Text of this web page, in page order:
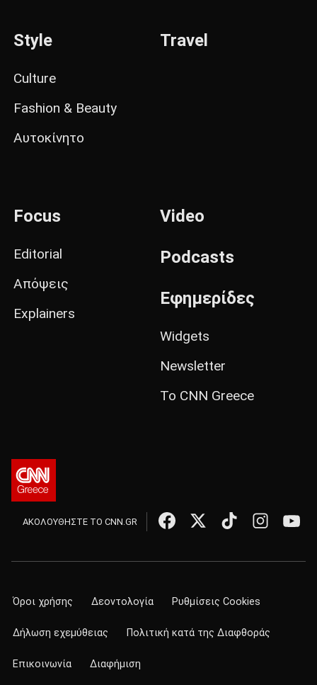
Style
Culture
Fashion & Beauty
Αυτοκίνητο
Travel
Focus
Editorial
Απόψεις
Explainers
Video
Podcasts
Εφημερίδες
Widgets
Newsletter
Το CNN Greece
ΑΚΟΛΟΥΘΗΣΤΕ ΤΟ CNN.GR
Όροι χρήσης Δεοντολογία Ρυθμίσεις Cookies
Δήλωση εχεμύθειας Πολιτική κατά της Διαφθοράς
Επικοινωνία Διαφήμιση